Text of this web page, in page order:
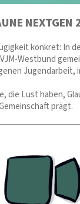
konkret: In
Westbund
Jugendarbeit,
Lust haben,
prägt.